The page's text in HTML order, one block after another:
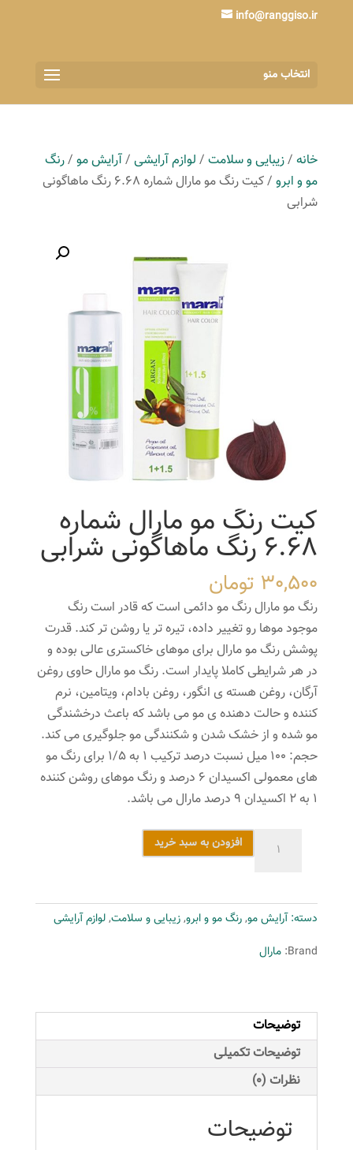
info@ranggiso.ir
انتخاب منو
خانه/زیبایی و سلامت/ لوازم آرایشی/آرایش مو/رنگ
مو و ابرو
/ کیت رنگ مو مارال شماره 6.68 رنگ ماهاگونی
شرابی
کیت رنگ مو مارال شماره
6.68 رنگ ماهاگونی شرابی
30,500 تومان
رنگ مو مارال رنگ مو دائمی است که قادر است رنگ
موجود موها رو تغییر داده، تیره تر یا روشن تر کند. قدرت
پوشش رنگ مو مارال برای موهای خاکستری عالی بوده و
در هر شرایطی کاملا پایدار است. رنگ مو مارال حاوی روغن
آرگان، روغن هسته ی انگور، روغن بادام، ویتامین، نرم
کننده و حالت دهنده ی مو می باشد که باعث درخشندگی
مو شده و از خشک شدن و شکنندگی مو جلوگیری می کند.
حجم: ۱۰۰ میل نسبت درصد ترکیب ۱ به ۱/۵ برای رنگ مو
های معمولی اکسیدان ۶ درصد و رنگ موهای روشن کننده
۱ به ۲ اکسیدان ۹ درصد مارال می باشد.
مارال
شماره
6.68
شرابی
عدد
افزودن به سبد خرید
دسته:آرایش مو,رنگ مو و ابرو,زیبایی و سلامت,لوازم آرایشی
Brand: مارال
توضیحات
توضیحات تکمیلی
نظرات (0)
توضیحات